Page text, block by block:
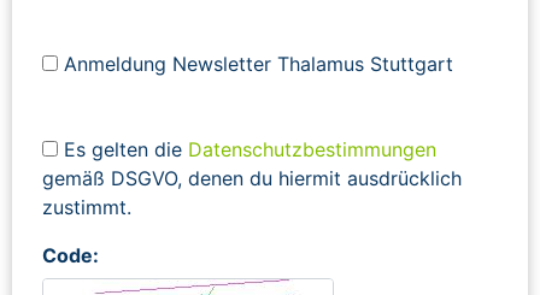
Anmeldung Newsletter Thalamus Stuttgart
Es gelten die Datenschutzbestimmungen
gemäß DSGVO, denen du hiermit ausdrücklich
zustimmt.
Code: